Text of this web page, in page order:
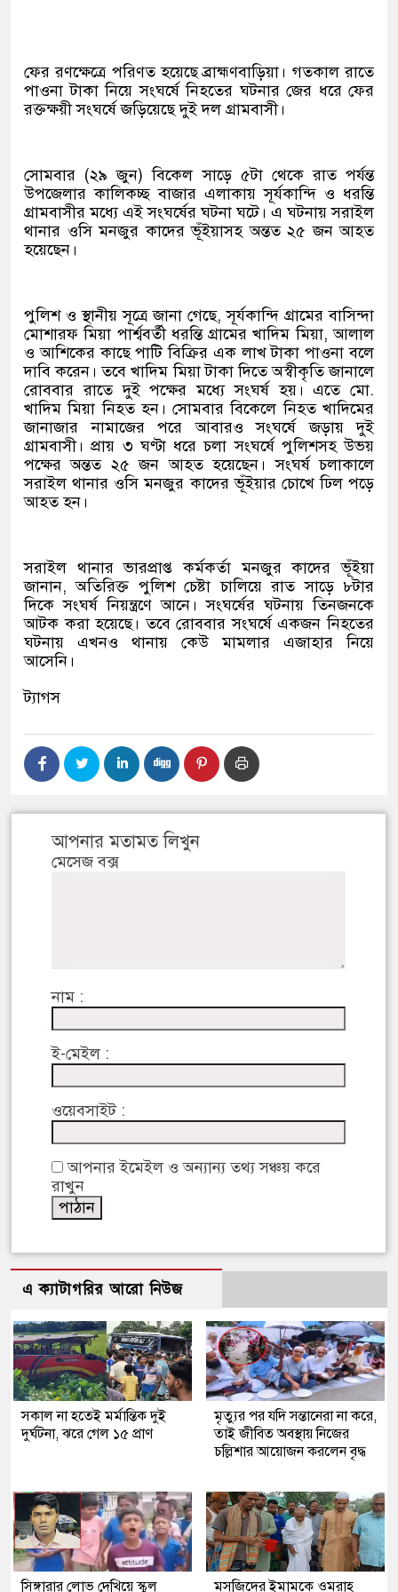
ফের রণক্ষেত্রে পরিণত হয়েছে ব্রাহ্মণবাড়িয়া। গতকাল রাতে
পাওনা টাকা নিয়ে সংঘর্ষে নিহতের ঘটনার জের ধরে ফের
রক্তক্ষয়ী সংঘর্ষে জড়িয়েছে দুই দল গ্রামবাসী।
সোমবার (২৯ জুন) বিকেল সাড়ে ৫টা থেকে রাত পর্যন্ত
উপজেলার কালিকচ্ছ বাজার এলাকায় সূর্যকান্দি ও ধরন্তি
গ্রামবাসীর মধ্যে এই সংঘর্ষের ঘটনা ঘটে। এ ঘটনায় সরাইল
থানার ওসি মনজুর কাদের ভূঁইয়াসহ অন্তত ২৫ জন আহত
হয়েছেন।
পুলিশ ও স্থানীয় সূত্রে জানা গেছে, সূর্যকান্দি গ্রামের বাসিন্দা
মোশারফ মিয়া পার্শ্ববর্তী ধরন্তি গ্রামের খাদিম মিয়া, আলাল
ও আশিকের কাছে পাটি বিক্রির এক লাখ টাকা পাওনা বলে
দাবি করেন। তবে খাদিম মিয়া টাকা দিতে অস্বীকৃতি জানালে
রোববার রাতে দুই পক্ষের মধ্যে সংঘর্ষ হয়। এতে মো.
খাদিম মিয়া নিহত হন। সোমবার বিকেলে নিহত খাদিমের
জানাজার নামাজের পরে আবারও সংঘর্ষে জড়ায় দুই
গ্রামবাসী। প্রায় ৩ ঘণ্টা ধরে চলা সংঘর্ষে পুলিশসহ উভয়
পক্ষের অন্তত ২৫ জন আহত হয়েছেন। সংঘর্ষ চলাকালে
সরাইল থানার ওসি মনজুর কাদের ভূঁইয়ার চোখে ঢিল পড়ে
আহত হন।
সরাইল থানার ভারপ্রাপ্ত কর্মকর্তা মনজুর কাদের ভূঁইয়া
জানান, অতিরিক্ত পুলিশ চেষ্টা চালিয়ে রাত সাড়ে ৮টার
দিকে সংঘর্ষ নিয়ন্ত্রণে আনে। সংঘর্ষের ঘটনায় তিনজনকে
আটক করা হয়েছে। তবে রোববার সংঘর্ষে একজন নিহতের
ঘটনায় এখনও থানায় কেউ মামলার এজাহার নিয়ে
আসেনি।
ট্যাগস
আপনার মতামত লিখুন
মেসেজ বক্স
নাম :
ই-মেইল :
ওয়েবসাইট :
আপনার ইমেইল ও অন্যান্য তথ্য সঞ্চয় করে
রাখুন
এ ক্যাটাগরির আরো নিউজ
সকাল না হতেই মর্মান্তিক দুই
দুর্ঘটনা, ঝরে গেল ১৫ প্রাণ
মৃত্যুর পর যদি সন্তানেরা না করে,
তাই জীবিত অবস্থায় নিজের
চল্লিশার আয়োজন করলেন বৃদ্ধ
সিঙ্গারার লোভ দেখিয়ে স্কুল মসজিদের ইমামকে ওমরাহ